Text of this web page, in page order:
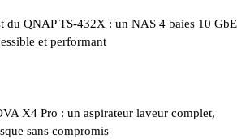
du QNAP TS-432X : un NAS 4 baies 10 GbE
et performant
X4 Pro : un aspirateur laveur complet,
sans compromis